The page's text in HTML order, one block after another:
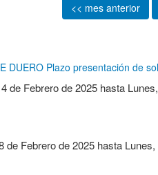
<< mes anterior
DUERO Plazo presentación de
de Febrero de 2025hasta
de Febrero de 2025hasta